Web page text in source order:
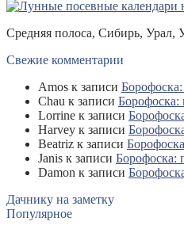
Средняя полоса, Сибирь, Урал,
Свежие комментарии
Amos к записи
Chau к записи
Lorrine к записи
Harvey к записи
Beatriz к записи
Janis к записи Борофоска:
Damon к записи
Дачнику на заметку
Популярное